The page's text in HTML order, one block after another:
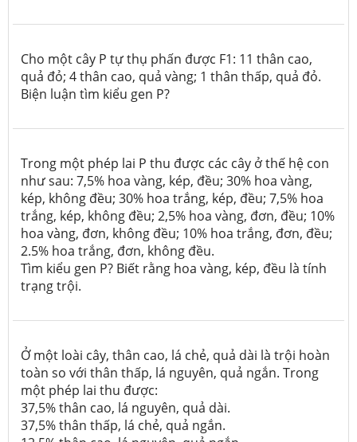
Cho một cây P tự thụ phấn được F1: 11 thân cao,
quả đỏ; 4 thân cao, quả vàng; 1 thân thấp, quả đỏ.
Biện luận tìm kiểu gen P?
Trong một phép lai P thu được các cây ở thế hệ con
như sau: 7,5% hoa vàng, kép, đều; 30% hoa vàng,
kép, không đều; 30% hoa trắng, kép, đều; 7,5% hoa
trắng, kép, không đều; 2,5% hoa vàng, đơn, đều; 10%
hoa vàng, đơn, không đều; 10% hoa trắng, đơn, đều;
2.5% hoa trắng, đơn, không đều.
Tìm kiểu gen P? Biết rằng hoa vàng, kép, đều là tính
trạng trội.
Ở một loài cây, thân cao, lá chẻ, quả dài là trội hoàn
toàn so với thân thấp, lá nguyên, quả ngắn. Trong
một phép lai thu được:
37,5% thân cao, lá nguyên, quả dài.
37,5% thân thấp, lá chẻ, quả ngắn.